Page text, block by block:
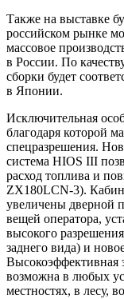
Также на выставке
российском рынке
массовое
в России. По
сборки будет
в Японии.
Исключительная
благодаря которой
спецразрешения.
система HIOS III
расход топлива и
ZX180LCN-3).
увеличены дверной
вещей оператора,
высокого
заднего вида) и
Высокоэффективная
возможна в любых
местностях, в лесу,